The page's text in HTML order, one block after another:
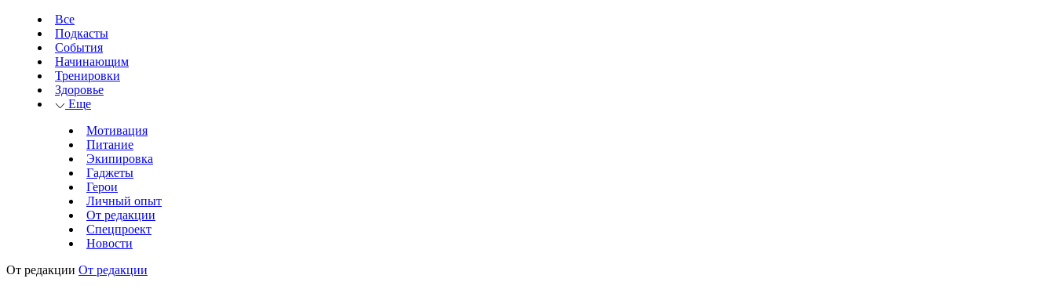
Все
Подкасты
События
Начинающим
Тренировки
Здоровье
Еще
Мотивация
Питание
Экипировка
Гаджеты
Герои
Личный опыт
От редакции
Спецпроект
Новости
От редакции От редакции